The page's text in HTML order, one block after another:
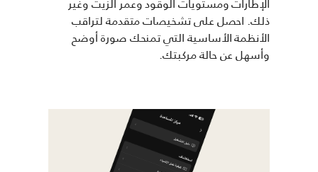
الإطارات ومستويات الوقود وعمر الزيت وغير
ذلك. احصل على تشخيصات متقدمة لتراقب
الأنظمة الأساسية التي تمنحك صورة أوضح
وأسهل عن حالة مركبتك.